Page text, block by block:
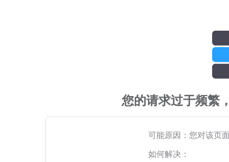
您的请求过于频繁
可能原因：您对该页
如何解决：